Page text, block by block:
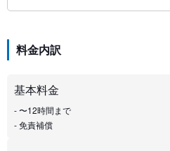
料金内訳
基本料金
- 〜12時間まで
- 免責補償